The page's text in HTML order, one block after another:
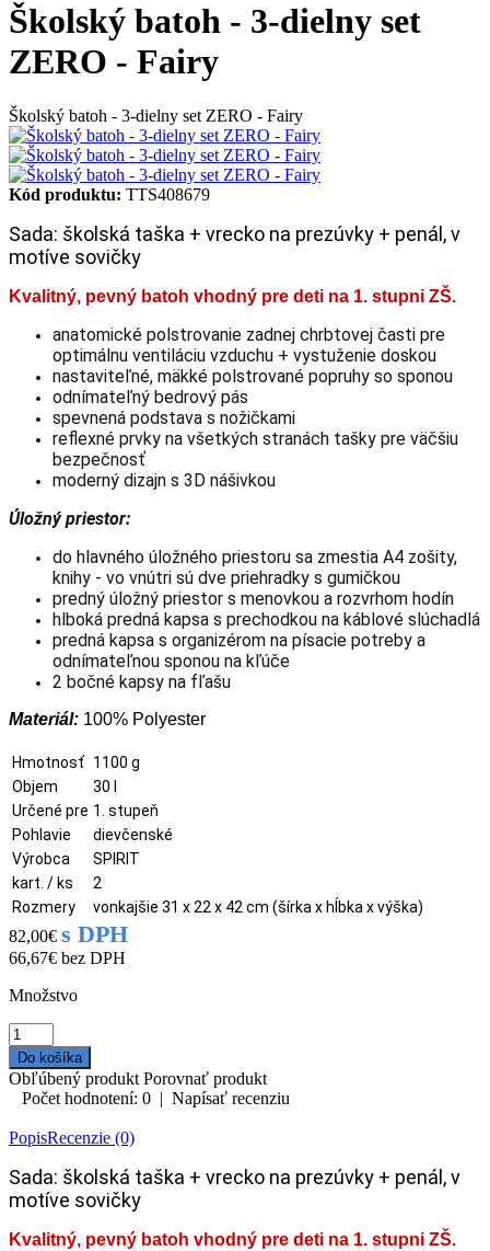
Školský batoh - 3-dielny set
ZERO - Fairy
Školský batoh - 3-dielny set ZERO - Fairy
Kód produktu: TTS408679
Sada: školská taška + vrecko na prezúvky + penál, v
motíve sovičky
Kvalitný, pevný batoh vhodný pre deti na 1. stupni ZŠ.
anatomické polstrovanie zadnej chrbtovej časti pre
optimálnu ventiláciu vzduchu + vystuženie doskou
nastaviteľné, mäkké polstrované popruhy so sponou
odnímateľný bedrový pás
spevnená podstava s nožičkami
reflexné prvky na všetkých stranách tašky pre väčšiu
bezpečnosť
moderný dizajn s 3D nášivkou
Úložný priestor:
do hlavného úložného priestoru sa zmestia A4 zošity,
knihy - vo vnútri sú dve priehradky s gumičkou
predný úložný priestor s menovkou a rozvrhom hodín
hlboká predná kapsa s prechodkou na káblové slúchadlá
predná kapsa s organizérom na písacie potreby a
odnímateľnou sponou na kľúče
2 bočné kapsy na fľašu
Materiál: 100% Polyester
Hmotnosť 1100 g
Objem
30 l
Určené pre 1. stupeň
Pohlavie
dievčenské
Výrobca
SPIRIT
kart. / ks
2
Rozmery
vonkajšie 31 x 22 x 42 cm (šírka x hĺbka x výška)
82,00€ s DPH
66,67€ bez DPH
Množstvo
Obľúbený produkt Porovnať produkt
Počet hodnotení: 0 | Napísať recenziu
PopisRecenzie (0)
Sada: školská taška + vrecko na prezúvky + penál, v
motíve sovičky
Kvalitný, pevný batoh vhodný pre deti na 1. stupni ZŠ.